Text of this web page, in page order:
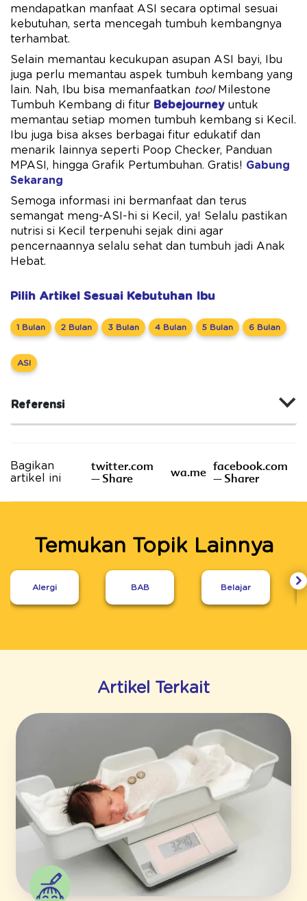
mendapatkan manfaat ASI secara optimal sesuai
kebutuhan, serta mencegah tumbuh kembangnya
terhambat.
Selain memantau kecukupan asupan ASI bayi, Ibu
juga perlu memantau aspek tumbuh kembang yang
lain. Nah, Ibu bisa memanfaatkan toolMilestone
Tumbuh Kembang di fitur Bebejourney untuk
memantau setiap momen tumbuh kembang si Kecil.
Ibu juga bisa akses berbagai fitur edukatif dan
menarik lainnya seperti Poop Checker, Panduan
MPASI, hingga Grafik Pertumbuhan. Gratis! Gabung
Sekarang
Semoga informasi ini bermanfaat dan terus
semangat meng-ASI-hi si Kecil, ya! Selalu pastikan
nutrisi si Kecil terpenuhi sejak dini agar
pencernaannya selalu sehat dan tumbuh jadi Anak
Hebat.
Pilih Artikel Sesuai Kebutuhan Ibu
1 Bulan 2 Bulan 3 Bulan 4 Bulan 5 Bulan 6 Bulan
ASI
Referensi
Bagikan
artikel ini
twitter.com
– Share
wa.me facebook.com
– Sharer
Temukan Topik Lainnya
Alergi BAB Belajar
Artikel Terkait